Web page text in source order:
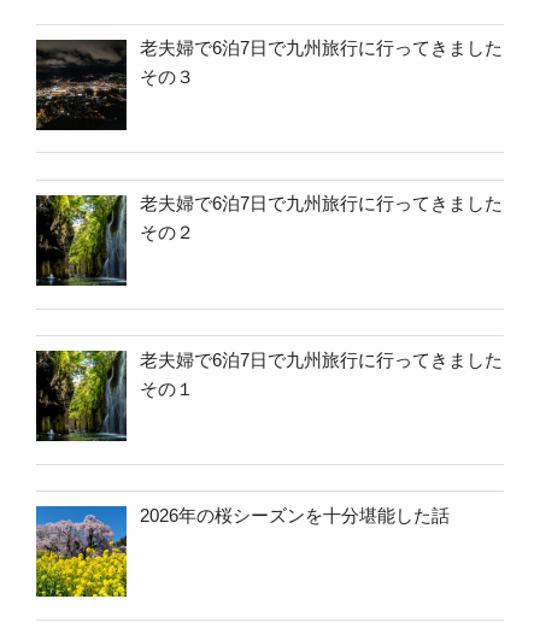
老夫婦で6泊7日で九州旅行に行ってきました
その３
老夫婦で6泊7日で九州旅行に行ってきました
その２
老夫婦で6泊7日で九州旅行に行ってきました
その１
2026年の桜シーズンを十分堪能した話